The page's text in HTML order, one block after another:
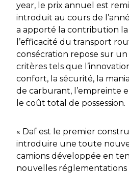
year, le prix annuel est
introduit au cours de
a apporté la contribution la
l’efficacité du transport
consécration repose sur
critères tels que
confort, la sécurité, la
de carburant, l’empreinte
le coût total de possession.
« Daf est le premier
introduire une toute
camions développée en
nouvelles